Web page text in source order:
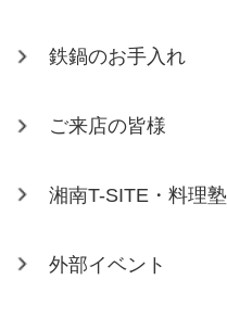
鉄鍋のお手入れ
ご来店の皆様
湘南T-SITE・料理塾
外部イベント